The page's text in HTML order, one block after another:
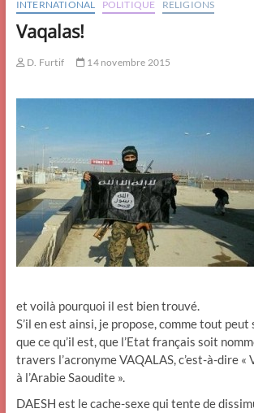
INTERNATIONAL POLITIQUE RELIGIONS
Vaqalas!
D. Furtif 14 novembre 2015
et voilà pourquoi il est bien trouvé.
S’il en est ainsi, je propose, comme tout
que ce qu’il est, que l’Etat français soit
travers l’acronyme VAQALAS, c’est-à-dire «
à l’Arabie Saoudite ».
DAESH est le cache-sexe qui tente de